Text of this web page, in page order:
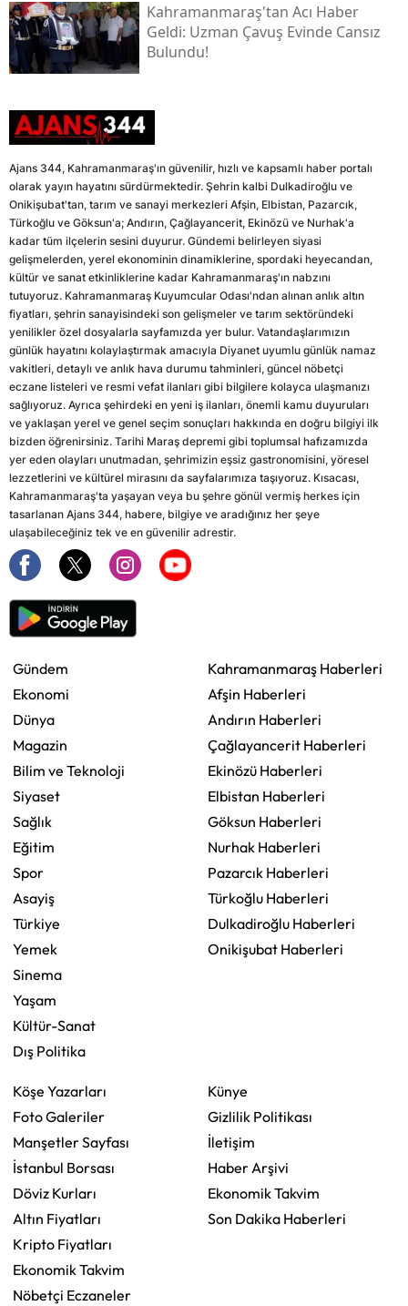
Kahramanmaraş'tan Acı Haber
Geldi: Uzman Çavuş Evinde Cansız
Bulundu!
Ajans 344, Kahramanmaraş'ın güvenilir, hızlı ve kapsamlı haber portalı
olarak yayın hayatını sürdürmektedir. Şehrin kalbi Dulkadiroğlu ve
Onikişubat'tan, tarım ve sanayi merkezleri Afşin, Elbistan, Pazarcık,
Türkoğlu ve Göksun'a; Andırın, Çağlayancerit, Ekinözü ve Nurhak'a
kadar tüm ilçelerin sesini duyurur. Gündemi belirleyen siyasi
gelişmelerden, yerel ekonominin dinamiklerine, spordaki heyecandan,
kültür ve sanat etkinliklerine kadar Kahramanmaraş'ın nabzını
tutuyoruz. Kahramanmaraş Kuyumcular Odası'ndan alınan anlık altın
fiyatları, şehrin sanayisindeki son gelişmeler ve tarım sektöründeki
yenilikler özel dosyalarla sayfamızda yer bulur. Vatandaşlarımızın
günlük hayatını kolaylaştırmak amacıyla Diyanet uyumlu günlük namaz
vakitleri, detaylı ve anlık hava durumu tahminleri, güncel nöbetçi
eczane listeleri ve resmi vefat ilanları gibi bilgilere kolayca ulaşmanızı
sağlıyoruz. Ayrıca şehirdeki en yeni iş ilanları, önemli kamu duyuruları
ve yaklaşan yerel ve genel seçim sonuçları hakkında en doğru bilgiyi ilk
bizden öğrenirsiniz. Tarihi Maraş depremi gibi toplumsal hafızamızda
yer eden olayları unutmadan, şehrimizin eşsiz gastronomisini, yöresel
lezzetlerini ve kültürel mirasını da sayfalarımıza taşıyoruz. Kısacası,
Kahramanmaraş'ta yaşayan veya bu şehre gönül vermiş herkes için
tasarlanan Ajans 344, habere, bilgiye ve aradığınız her şeye
ulaşabileceğiniz tek ve en güvenilir adrestir.
Gündem
Ekonomi
Dünya
Magazin
Bilim ve Teknoloji
Siyaset
Sağlık
Eğitim
Spor
Asayiş
Türkiye
Yemek
Sinema
Yaşam
Kültür-Sanat
Dış Politika
Kahramanmaraş Haberleri
Afşin Haberleri
Andırın Haberleri
Çağlayancerit Haberleri
Ekinözü Haberleri
Elbistan Haberleri
Göksun Haberleri
Nurhak Haberleri
Pazarcık Haberleri
Türkoğlu Haberleri
Dulkadiroğlu Haberleri
Onikişubat Haberleri
Köşe Yazarları
Foto Galeriler
Manşetler Sayfası
İstanbul Borsası
Döviz Kurları
Altın Fiyatları
Kripto Fiyatları
Ekonomik Takvim
Nöbetçi Eczaneler
Künye
Gizlilik Politikası
İletişim
Haber Arşivi
Ekonomik Takvim
Son Dakika Haberleri